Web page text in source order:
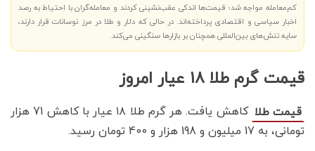
کم‌معامله مواجه شد؛ قیمت‌ها اندکی عقب‌نشینی کردند و معامله‌گران با احتیاط به رصد
اخبار سیاسی و اقتصادی پرداخته‌اند. در حالی که دلار و طلا در مرز نوسانات قرار دارند،
سایه تنش‌های بین‌المللی همچنان بر بازارها سنگینی می‌کند.
قیمت گرم طلا ۱۸ عیار امروز
قیمت طلا
کاهش یافت. هر گرم طلا ۱۸ عیار با کاهش 71 هزار
تومانی، به 17 میلیون و 198 هزار و 400 تومان رسید.